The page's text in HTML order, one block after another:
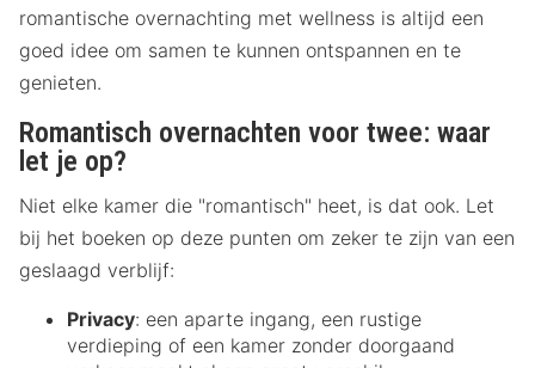
romantische overnachting met wellness is altijd een
goed idee om samen te kunnen ontspannen en te
genieten.
Romantisch overnachten voor twee: waar
let je op?
Niet elke kamer die "romantisch" heet, is dat ook. Let
bij het boeken op deze punten om zeker te zijn van een
geslaagd verblijf:
Privacy: een aparte ingang, een rustige
verdieping of een kamer zonder doorgaand